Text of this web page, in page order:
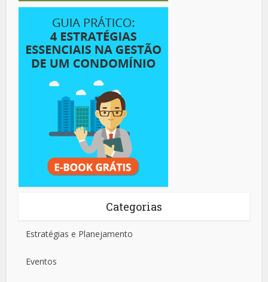
Categorias
Estratégias e Planejamento
Eventos